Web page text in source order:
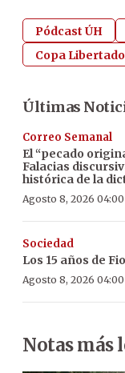
Pódcast ÚH
Copa
Últimas
Correo Semanal
El “pecado
Falacias
histórica de la
Agosto 8, 2026 04:00
Sociedad
Los 15 años de
Agosto 8, 2026 04:00
Notas más